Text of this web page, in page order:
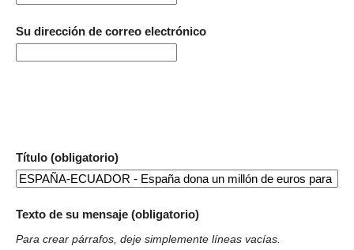
Su dirección de correo electrónico
Título (obligatorio)
Texto de su mensaje (obligatorio)
Para crear párrafos, deje simplemente líneas vacías.